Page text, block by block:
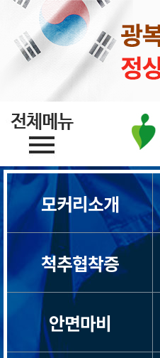
모커리소개
척추협착증
안면마비
목디스크
목통증
일자목/거북목